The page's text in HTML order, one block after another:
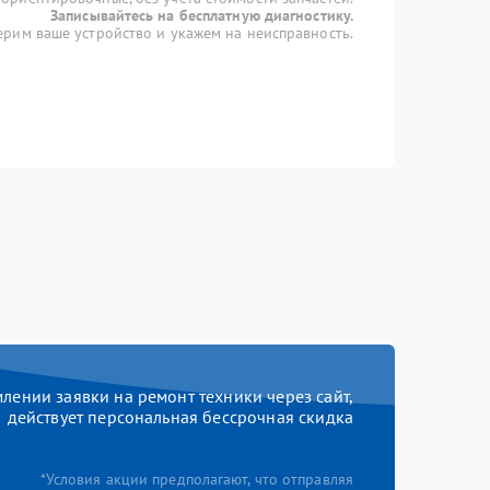
Записывайтесь на бесплатную диагностику.
ваше устройство и укажем на неисправность.
заявки на ремонт техники через сайт,
действует персональная бессрочная скидка
*Условия акции предполагают, что отправляя